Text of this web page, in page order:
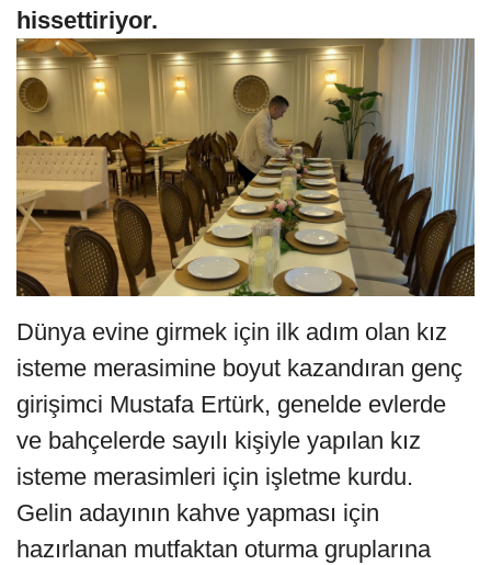
hissettiriyor.
Dünya evine girmek için ilk adım olan kız
isteme merasimine boyut kazandıran genç
girişimci Mustafa Ertürk, genelde evlerde
ve bahçelerde sayılı kişiyle yapılan kız
isteme merasimleri için işletme kurdu.
Gelin adayının kahve yapması için
hazırlanan mutfaktan oturma gruplarına